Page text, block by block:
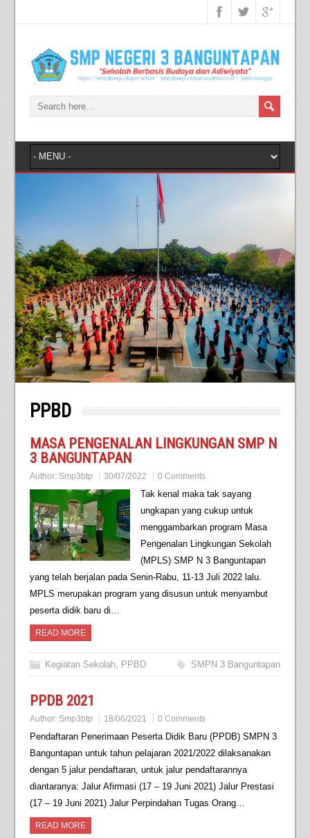
PPBD
MASA PENGENALAN LINGKUNGAN SMP N
3 BANGUNTAPAN
Author: Smp3btp 30/07/2022 0 Comments
Tak kenal maka tak sayang
ungkapan yang cukup untuk
menggambarkan program Masa
Pengenalan Lingkungan Sekolah
(MPLS) SMP N 3 Banguntapan
yang telah berjalan pada Senin-Rabu, 11-13 Juli 2022 lalu.
MPLS merupakan program yang disusun untuk menyambut
peserta didik baru di…
READ MORE
Kegiatan Sekolah, PPBD SMPN 3 Banguntapan
PPDB 2021
Author: Smp3btp 18/06/2021 0 Comments
Pendaftaran Penerimaan Peserta Didik Baru (PPDB) SMPN 3
Banguntapan untuk tahun pelajaran 2021/2022 dilaksanakan
dengan 5 jalur pendaftaran, untuk jalur pendaftarannya
diantaranya: Jalur Afirmasi (17 – 19 Juni 2021) Jalur Prestasi
(17 – 19 Juni 2021) Jalur Perpindahan Tugas Orang…
READ MORE